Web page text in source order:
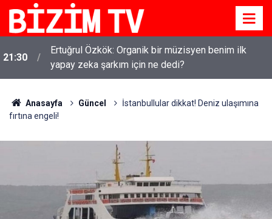
21:30
Ertuğrul Özkök: Organik bir müzisyen benim ilk
yapay zeka şarkım için ne dedi?
Anasayfa Güncel
İstanbullular dikkat! Deniz ulaşımına
fırtına engeli!